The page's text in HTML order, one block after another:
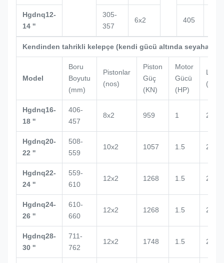
Hgdnq12-
14 ''
305-
357
6x2 405
Kendinden tahrikli kelepçe (kendi gücü altında seyahat
Model
Boru
Boyutu
(mm)
Pistonlar
(nos)
Piston
Güç
(KN)
Motor
Gücü
(HP)
L
(mm)
Hgdnq16-
18 ''
406-
457
8x2 959 1 2132
Hgdnq20-
22 ''
508-
559
10x2 1057 1.5 2434
Hgdnq22-
24 ''
559-
610
12x2 1268 1.5 2500
Hgdnq24-
26 ''
610-
660
12x2 1268 1.5 2672
Hgdnq28-
30 ''
711-
762
12x2 1748 1.5 2700